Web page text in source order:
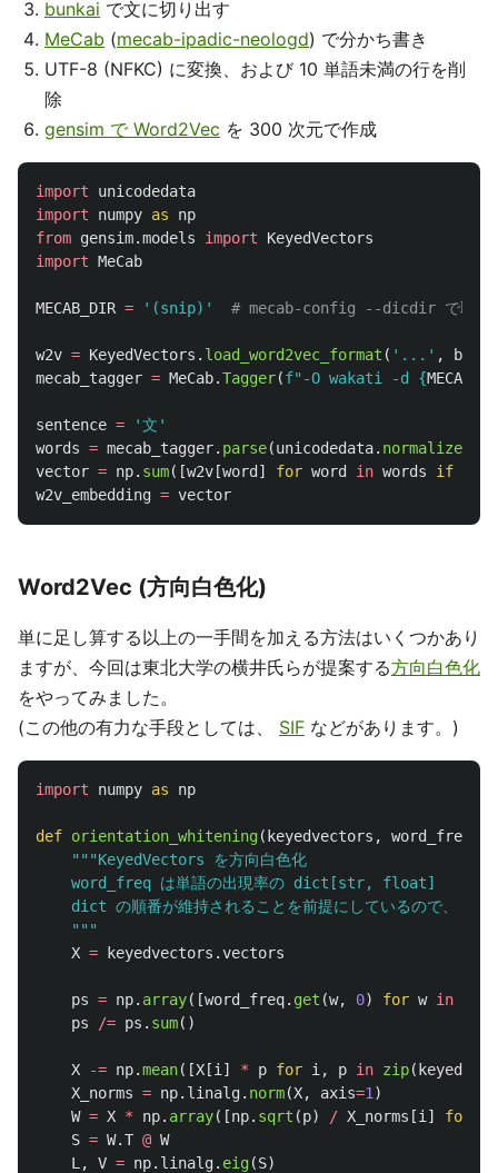
bunkai で文に切り出す
MeCab (mecab-ipadic-neologd) で分かち書き
UTF-8 (NFKC) に変換、および 10 単語未満の行を削
除
gensim で Word2Vec を 300 次元で作成
import
unicodedata
import
numpy as
np
from gensim.models import
KeyedVectors
import MeCab
MECAB_DIR = ' (snip) '
w2v = KeyedVectors . load_word2vec_format ( ' ... ' ,
mecab_tagger = MeCab.Tagger(f" -O wakati -d {
sentence = '文 '
words = mecab_tagger. parse(unicodedata. normalize
vector = np. sum([w2v [word ] for word in words if
w2v_embedding = vector
Word2Vec (方向白色化)
単に足し算する以上の一手間を加える方法はいくつかあり
ますが、今回は東北大学の横井氏らが提案する方向白色化
をやってみました。
(この他の有力な手段としては、 SIF などがあります。)
import numpy as np
def orientation_whitening( keyedvectors , word_freq
"""KeyedVectors を方向白色化
    word_freq は単語の出現率の dict[str, float]
dict の順番が維持されることを前提にしているので、
"""
X = keyedvectors .vectors
ps = np. array([word_freq. get (w, 0) for w in
ps
/= ps . sum()
X -= np.mean([X [i ] * p for i , p in zip(
X_norms = np. linalg. norm(X, axis=1 )
W = X * np. array([np. sqrt (p) / X_norms [i ] for
S = W.T @ W
L , V = np. linalg. eig(S)